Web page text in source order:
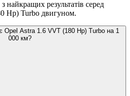
найкращих результатів серед
Hp) Turbo двигуном.
Opel Astra 1.6 VVT (180 Hp) Turbo на 1
000 км?